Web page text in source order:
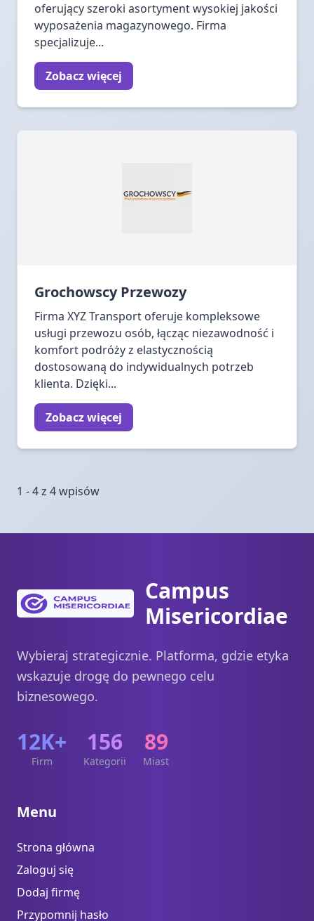
oferujący szeroki asortyment wysokiej jakości
wyposażenia magazynowego. Firma
specjalizuje...
Zobacz więcej
Grochowscy Przewozy
Firma XYZ Transport oferuje kompleksowe
usługi przewozu osób, łącząc niezawodność i
komfort podróży z elastycznością
dostosowaną do indywidualnych potrzeb
klienta. Dzięki...
Zobacz więcej
1 - 4 z 4 wpisów
Campus
Misericordiae
Wybieraj strategicznie. Platforma, gdzie etyka
wskazuje drogę do pewnego celu
biznesowego.
12K+
Firm
156
Kategorii
89
Miast
Menu
Strona główna
Zaloguj się
Dodaj firmę
Przypomnij hasło